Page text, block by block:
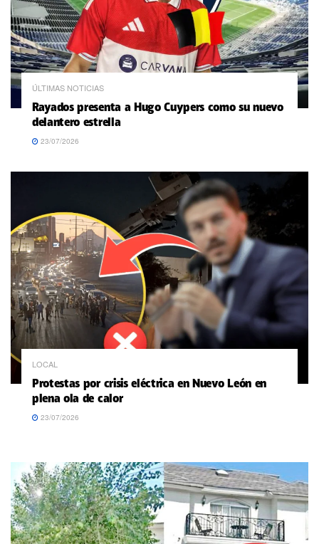
ÚLTIMAS NOTICIAS
Rayados presenta a Hugo Cuypers como su nuevo
delantero estrella
23/07/2026
LOCAL
Protestas por crisis eléctrica en Nuevo León en
plena ola de calor
23/07/2026